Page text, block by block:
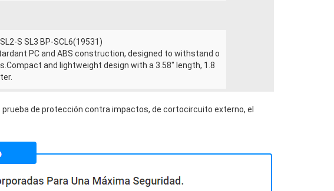
S SL3 BP-SCL6(19531)
PC and ABS construction, designed to withstand o
and lightweight design with a 3.58" length, 1.8
de protección contra impactos, de cortocircuito externo, el